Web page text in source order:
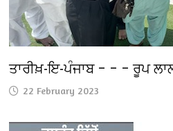
ਤਾਰੀਖ਼-ਇ-ਪੰਜਾਬ – – – ਰੂਪ
22 February 2023